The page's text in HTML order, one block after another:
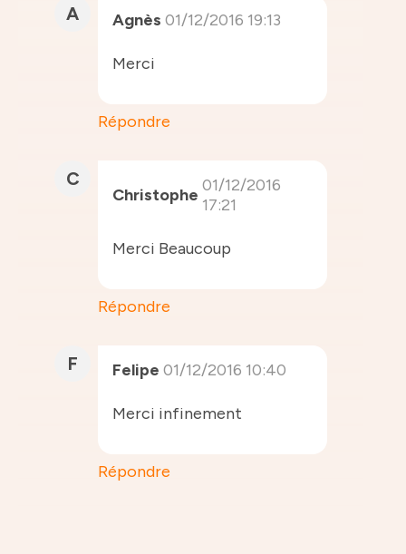
A Agnès 01/12/2016 19:13
Merci
Répondre
C
Christophe 01/12/2016
17:21
Merci Beaucoup
Répondre
F Felipe 01/12/2016 10:40
Merci infinement
Répondre